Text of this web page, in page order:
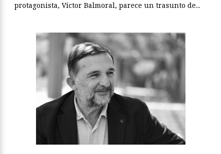
protagonista, Víctor Balmoral, parece un trasunto de...